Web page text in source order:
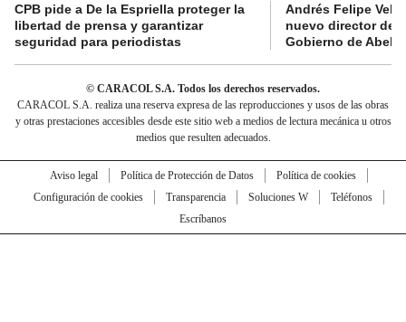
CPB pide a De la Espriella proteger la
libertad de prensa y garantizar
seguridad para periodistas
Andrés Felipe
nuevo director de
Gobierno de
© CARACOL S.A. Todos los derechos reservados.
CARACOL S.A. realiza una reserva expresa de las reproducciones y usos de las obras
y otras prestaciones accesibles desde este sitio web a medios de lectura mecánica u otros
medios que resulten adecuados.
Aviso legal Política de Protección de Datos
Política de cookies
Configuración de cookies
Transparencia Soluciones W
Teléfonos
Escríbanos